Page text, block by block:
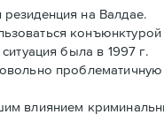
на Валдае.
конъюнктурой
была в 1997 г.
влиянием